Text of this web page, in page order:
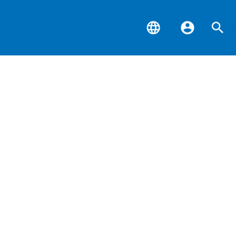
language account_circle search